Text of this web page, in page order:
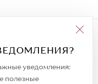
уведомления:
полезные
акций и